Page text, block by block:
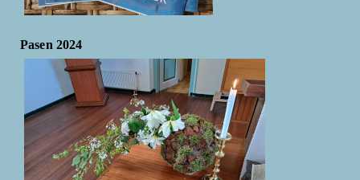
Pasen 2024